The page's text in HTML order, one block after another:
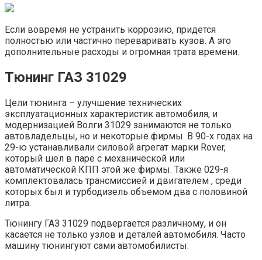
Если вовремя не устранить коррозию, придется
полностью или частично переваривать кузов. А это
дополнительные расходы и огромная трата времени.
Тюнинг ГАЗ 31029
Цели тюнинга – улучшение технических
эксплуатационных характеристик автомобиля, и
модернизацией Волги 31029 занимаются не только
автовладельцы, но и некоторые фирмы. В 90-х годах на
29-ю устанавливали силовой агрегат марки Rover,
который шел в паре с механической или
автоматической КПП этой же фирмы. Также 029-я
комплектовалась трансмиссией и двигателем , среди
которых был и турбодизель объемом два с половиной
литра.
Тюнингу ГАЗ 31029 подвергается различному, и он
касается не только узлов и деталей автомобиля. Часто
машину тюнингуют сами автомобилисты: